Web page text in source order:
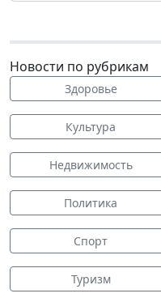
Новости по рубрикам
Здоровье
Культура
Недвижимость
Политика
Спорт
Туризм